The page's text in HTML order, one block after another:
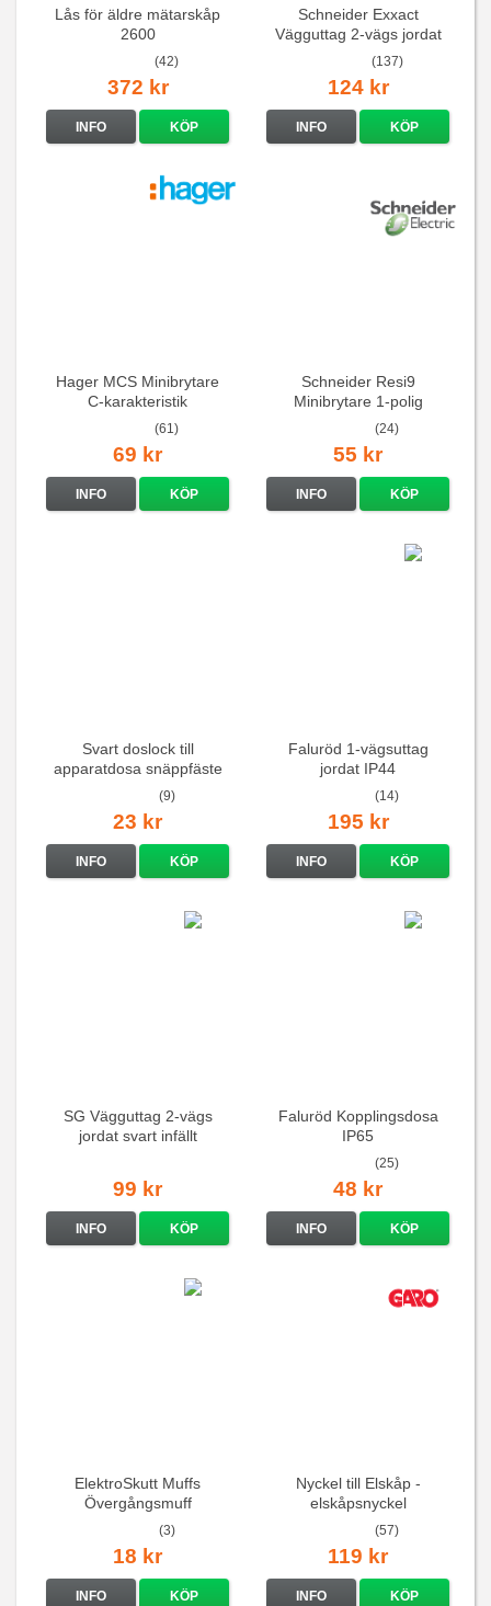
Lås för äldre mätarskåp
2600
(42)
372 kr
INFO KÖP
Schneider Exxact
Vägguttag 2-vägs jordat
Vit standarduttag
(137)
124 kr
INFO KÖP
Hager MCS Minibrytare
C-karakteristik
QuickConnect
(61)
69 kr
INFO KÖP
Schneider Resi9
Minibrytare 1-polig
(24)
55 kr
INFO KÖP
Svart doslock till
apparatdosa snäppfäste
(9)
23 kr
INFO KÖP
Faluröd 1-vägsuttag
jordat IP44
(14)
195 kr
INFO KÖP
SG Vägguttag 2-vägs
jordat svart infällt
99 kr
INFO KÖP
Faluröd Kopplingsdosa
IP65
(25)
48 kr
INFO KÖP
ElektroSkutt Muffs
Övergångsmuff
(3)
18 kr
INFO KÖP
Nyckel till Elskåp -
elskåpsnyckel
(57)
119 kr
INFO KÖP